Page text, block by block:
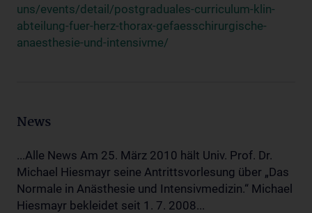
uns/events/detail/postgraduales-curriculum-klin-
abteilung-fuer-herz-thorax-gefaesschirurgische-
anaesthesie-und-intensivme/
News
...Alle News Am 25. März 2010 hält Univ. Prof. Dr.
Michael Hiesmayr seine Antrittsvorlesung über „Das
Normale in Anästhesie und Intensivmedizin.“ Michael
Hiesmayr bekleidet seit 1. 7. 2008...